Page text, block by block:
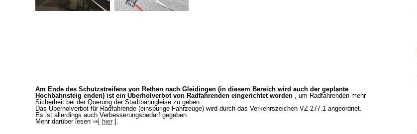
Am Ende des Schutzstreifens von Rethen nach Gleidingen (in diesem Bereich wird auch der geplante
Hochbahnsteig enden) ist ein Überholverbot von Radfahrenden eingerichtet worden , um Radfahrenden mehr
Sicherheit bei der Querung der Stadtbahngleise zu geben.
Das Überholverbot für Radfahrende (einspurige Fahrzeuge) wird durch das Verkehrszeichen VZ 277.1 angeordnet.
Es ist allerdings auch Verbesserungsbedarf gegeben.
Mehr darüber lesen ⇒[ hier ].